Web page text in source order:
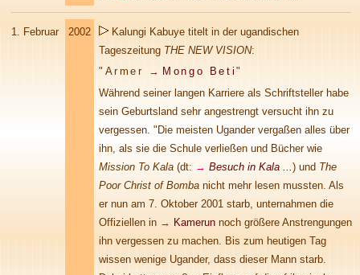
1. Februar 2002
Kalungi Kabuye titelt in der ugandischen
Tageszeitung THE NEW VISION:
"Armer
→ Mongo Beti"
Während seiner langen Karriere als Schriftsteller habe
sein Geburtsland sehr angestrengt versucht ihn zu
vergessen. "Die meisten Ugander vergaßen alles über
ihn, als sie die Schule verließen und Bücher wie
Mission To Kala (dt: → Besuch in Kala ...) und The
Poor Christ of Bomba nicht mehr lesen mussten. Als
er nun am 7. Oktober 2001 starb, unternahmen die
Offiziellen in → Kamerun noch größere Anstrengungen
ihn vergessen zu machen. Bis zum heutigen Tag
wissen wenige Ugander, dass dieser Mann starb.